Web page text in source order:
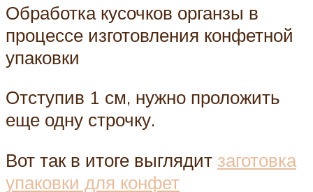
Обработка кусочков органзы в
процессе изготовления конфетной
упаковки
Отступив 1 см, нужно проложить
еще одну строчку.
Вот так в итоге выглядит заготовка
упаковки для конфет